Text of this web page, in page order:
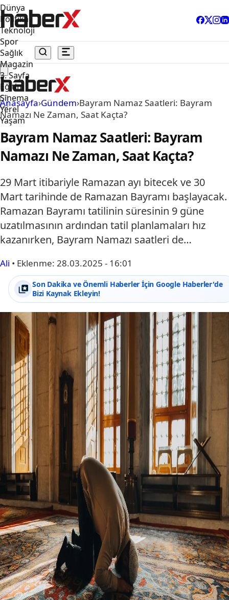
Dünya
Politika
Teknoloji
Spor
Sağlık
Magazin
3. Sayfa
Eğitim
Sinema
Yerel
Yaşam
Anasayfa›Gündem›Bayram Namaz Saatleri: Bayram
Namazı Ne Zaman, Saat Kaçta?
Bayram Namaz Saatleri: Bayram
Namazı Ne Zaman, Saat Kaçta?
29 Mart itibariyle Ramazan ayı bitecek ve 30
Mart tarihinde de Ramazan Bayramı başlayacak.
Ramazan Bayramı tatilinin süresinin 9 güne
uzatılmasının ardından tatil planlamaları hız
kazanırken, Bayram Namazı saatleri de…
Ali • Eklenme: 28.03.2025 - 16:01
Son Dakika ve Önemli Haberler İçin Google Haberler'de
Bizi Kaynak Ekleyin!